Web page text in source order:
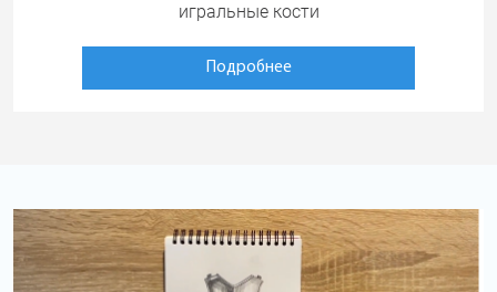
игральные кости
Подробнее